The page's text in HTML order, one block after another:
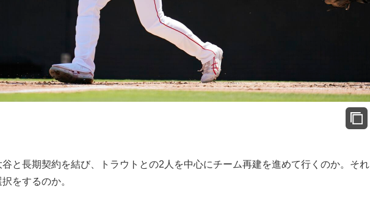
と長期契約を結び、トラウトとの2人を中心にチーム再建を進めて行くのか。それ
をするのか。